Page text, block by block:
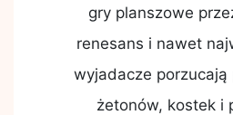
gry planszowe
renesans i nawet
wyjadacze porzucają
żetonów, kostek i